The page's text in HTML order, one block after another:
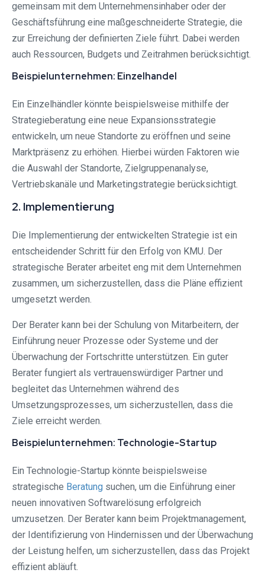
gemeinsam mit dem Unternehmensinhaber oder der
Geschäftsführung eine maßgeschneiderte Strategie, die
zur Erreichung der definierten Ziele führt. Dabei werden
auch Ressourcen, Budgets und Zeitrahmen berücksichtigt.
Beispielunternehmen: Einzelhandel
Ein Einzelhändler könnte beispielsweise mithilfe der
Strategieberatung eine neue Expansionsstrategie
entwickeln, um neue Standorte zu eröffnen und seine
Marktpräsenz zu erhöhen. Hierbei würden Faktoren wie
die Auswahl der Standorte, Zielgruppenanalyse,
Vertriebskanäle und Marketingstrategie berücksichtigt.
2. Implementierung
Die Implementierung der entwickelten Strategie ist ein
entscheidender Schritt für den Erfolg von KMU. Der
strategische Berater arbeitet eng mit dem Unternehmen
zusammen, um sicherzustellen, dass die Pläne effizient
umgesetzt werden.
Der Berater kann bei der Schulung von Mitarbeitern, der
Einführung neuer Prozesse oder Systeme und der
Überwachung der Fortschritte unterstützen. Ein guter
Berater fungiert als vertrauenswürdiger Partner und
begleitet das Unternehmen während des
Umsetzungsprozesses, um sicherzustellen, dass die
Ziele erreicht werden.
Beispielunternehmen: Technologie-Startup
Ein Technologie-Startup könnte beispielsweise
strategische Beratung suchen, um die Einführung einer
neuen innovativen Softwarelösung erfolgreich
umzusetzen. Der Berater kann beim Projektmanagement,
der Identifizierung von Hindernissen und der Überwachung
der Leistung helfen, um sicherzustellen, dass das Projekt
effizient abläuft.